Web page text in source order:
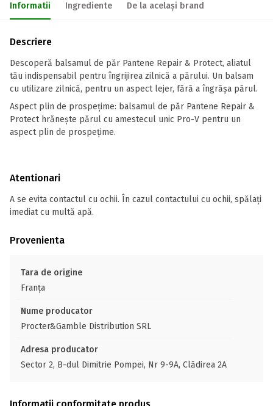
Informatii Ingrediente De la același brand
Descriere
Descoperă balsamul de păr Pantene Repair & Protect, aliatul
tău indispensabil pentru îngrijirea zilnică a părului. Un balsam
cu utilizare zilnică, pentru un aspect lejer, fără a îngrășa părul.
Aspect plin de prospețime: balsamul de păr Pantene Repair &
Protect hrănește părul cu amestecul unic Pro-V pentru un
aspect plin de prospețime.
Atentionari
A se evita contactul cu ochii. În cazul contactului cu ochii, spălaţi
imediat cu multă apă.
Provenienta
Tara de origine
Franţa
Nume producator
Procter&Gamble Distribution SRL
Adresa producator
Sector 2, B-dul Dimitrie Pompei, Nr 9-9A, Clădirea 2A